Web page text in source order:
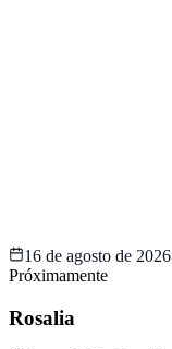
16 de agosto de 2026
Próximamente
Rosalia